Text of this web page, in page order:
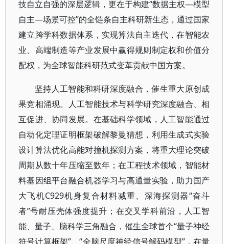
技自立自强的深层逻辑，更在于构建“数据主权—模型
自主—场景可控”的全链条自主科研新生态，通过国家
建立跨学科数据体系，实现算法自主迭代，在智能农
业、高端制造等产业发展中赢得规则制定权和价值分
配权，为全球智能科研范式变革贡献中国方案。
坚持人工智能和科研深度融合，催生重大原创成
果竞相涌现。人工智能技术与科学研究深度融合、相
互促进、协同发展。在基础科学领域，人工智能通过
自动化定理证明框架破解黎曼猜想，利用生成式实验
设计算法优化高能对撞机探测方案，将重大理论突破
周期从数十年压缩至数年；在工程技术领域，智能材
料基因组平台融合机器学习与高通量实验，助力国产
大飞机C929机身复合材料减重、深海探测器“奋斗
者”号耐压壳体强度提升；在交叉学科前沿，人工智
能、量子、脑科学三角融合，催生全球首个“量子神经
符号计算框架”、“全脑尺度神经信号解码模型”，在量